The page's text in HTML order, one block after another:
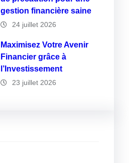
gestion financière saine
24 juillet 2026
Maximisez Votre Avenir
Financier grâce à
l’Investissement
23 juillet 2026